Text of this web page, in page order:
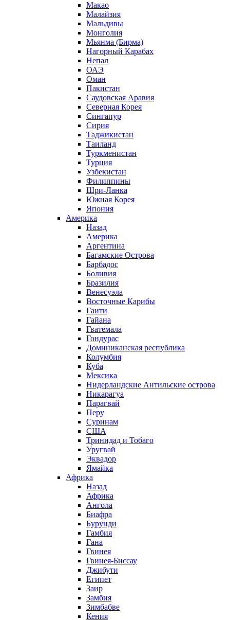
Макао
Малайзия
Мальдивы
Монголия
Мьянма (Бирма)
Нагорный Карабах
Непал
ОАЭ
Оман
Пакистан
Саудовская Аравия
Северная Корея
Сингапур
Сирия
Таджикистан
Таиланд
Туркменистан
Турция
Узбекистан
Филиппины
Шри-Ланка
Южная Корея
Япония
Америка
Назад
Америка
Аргентина
Багамские Острова
Барбадос
Боливия
Бразилия
Венесуэла
Восточные Карибы
Гаити
Гайана
Гватемала
Гондурас
Доминиканская республика
Колумбия
Куба
Мексика
Нидерландские Антильские острова
Никарагуа
Парагвай
Перу
Суринам
США
Тринидад и Тобаго
Уругвай
Эквадор
Ямайка
Африка
Назад
Африка
Ангола
Биафра
Бурунди
Гамбия
Гана
Гвинея
Гвинея-Биссау
Джибути
Египет
Заир
Замбия
Зимбабве
Кения